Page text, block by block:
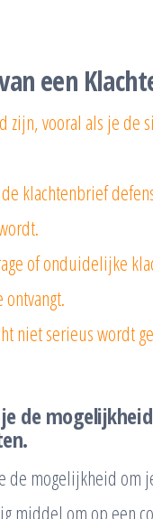
een
zijn, vooral als je
klachtenbrief
of onduidelijke
niet serieus wordt
de
de mogelijkheid om
middel om op een